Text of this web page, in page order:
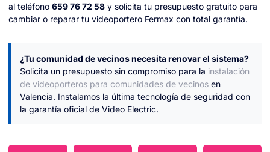
al teléfono 659 76 72 58 y solicita tu presupuesto gratuito para
cambiar o reparar tu videoportero Fermax con total garantía.
¿Tu comunidad de vecinos necesita renovar el sistema?
Solicita un presupuesto sin compromiso para la instalación
de videoporteros para comunidades de vecinos en
Valencia. Instalamos la última tecnología de seguridad con
la garantía oficial de Video Electric.